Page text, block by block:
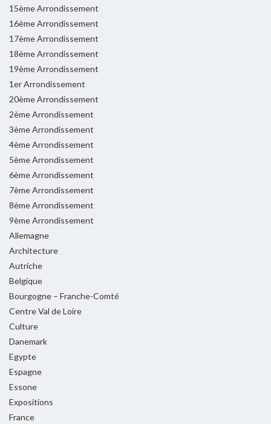
15ème Arrondissement
16ème Arrondissement
17ème Arrondissement
18ème Arrondissement
19ème Arrondissement
1er Arrondissement
20ème Arrondissement
2ème Arrondissement
3ème Arrondissement
4ème Arrondissement
5ème Arrondissement
6ème Arrondissement
7ème Arrondissement
8ème Arrondissement
9ème Arrondissement
Allemagne
Architecture
Autriche
Belgique
Bourgogne – Franche-Comté
Centre Val de Loire
Culture
Danemark
Egypte
Espagne
Essone
Expositions
France